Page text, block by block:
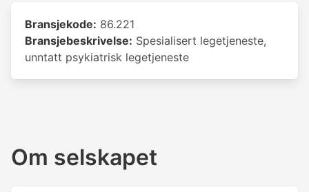
Bransjekode: 86.221
Bransjebeskrivelse: Spesialisert legetjeneste,
unntatt psykiatrisk legetjeneste
Om selskapet